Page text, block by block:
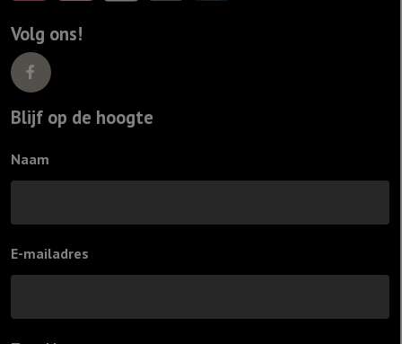
Volg ons!
Blijf op de hoogte
Naam
E-mailadres